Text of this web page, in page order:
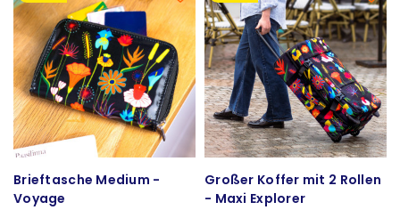
Brieftasche Medium -
Voyage
Großer Koffer mit 2 Rollen
- Maxi Explorer